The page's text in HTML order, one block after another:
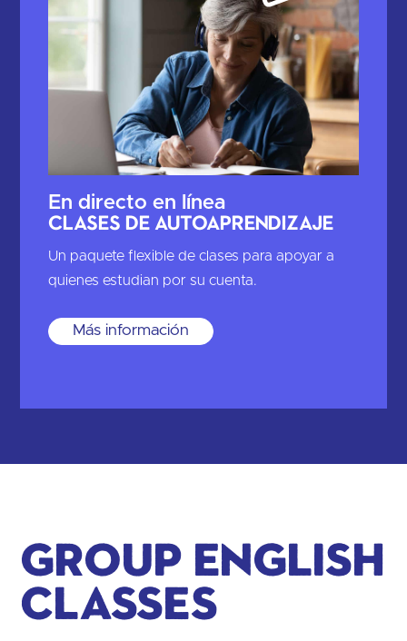
En directo en línea
Clases de autoaprendizaje
Un paquete flexible de clases para apoyar a
quienes estudian por su cuenta.
Más información
Group English
Classes